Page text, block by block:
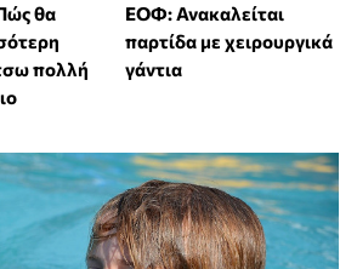
θα
πολλή
ΕΟΦ: Ανακαλείται
παρτίδα με χειρουργικά
γάντια